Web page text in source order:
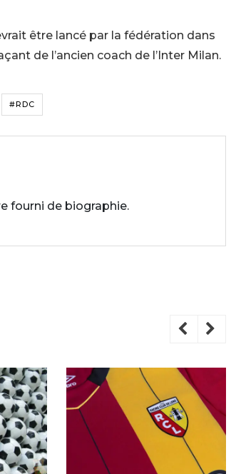
être lancé par la fédération dans
de l’ancien coach de l’Inter Milan.
#RDC
fourni de biographie.